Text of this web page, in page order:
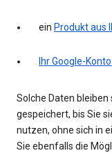
ein Produkt aus
Ihr Google-
Solche Daten bleiben
gespeichert, bis Sie
nutzen, ohne sich in
Sie ebenfalls die